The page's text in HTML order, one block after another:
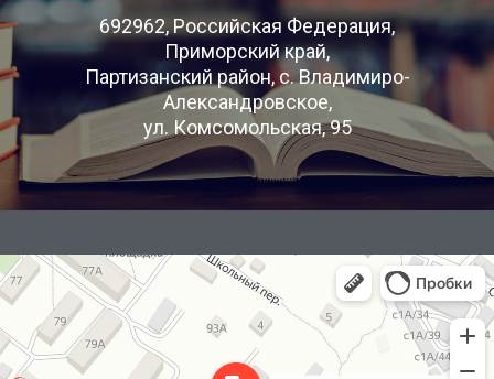
692962, Российская Федерация,
Приморский край,
Партизанский район, с. Владимиро-
Александровское,
ул. Комсомольская, 95
Яндекс Карты
Комсомольская улица, 95А — Яндекс Карты